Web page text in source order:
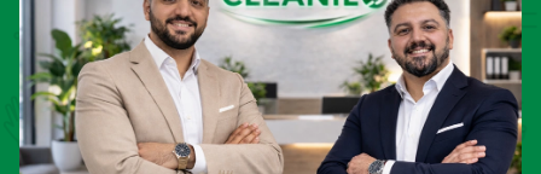
27 28 29 31 1 2
3 4 6 7
10 11 12 13 14 15 16